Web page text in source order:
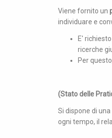
Viene fornito un
individuare e
E'
ricerche
Per
(Stato delle
Si dispone di una
ogni tempo, il